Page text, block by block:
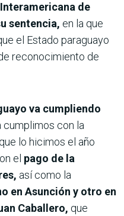
de
sentencia, en la que
el Estado paraguayo
reconocimiento de
va cumpliendo
cumplimos con la
que lo hicimos el año
el pago de la
así como la
en Asunción y otro en
Caballero, que